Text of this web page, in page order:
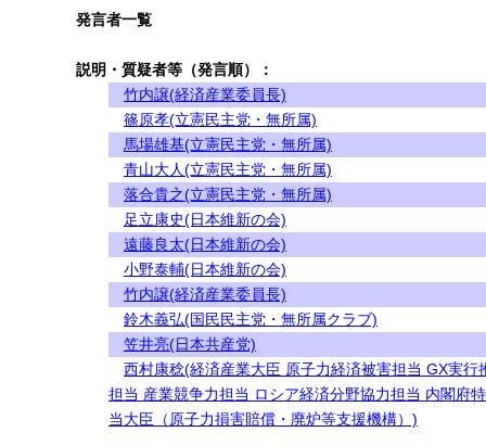
発言者一覧
説明・質疑者等（発言順）：
竹内譲(経済産業委員長)
篠原孝(立憲民主党・無所属)
馬場雄基(立憲民主党・無所属)
青山大人(立憲民主党・無所属)
落合貴之(立憲民主党・無所属)
足立康史(日本維新の会)
遠藤良太(日本維新の会)
小野泰輔(日本維新の会)
竹内譲(経済産業委員長)
鈴木義弘(国民民主党・無所属クラブ)
笠井亮(日本共産党)
西村康稔(経済産業大臣 原子力経済被害担当 GX実行
担当 産業競争力担当 ロシア経済分野協力担当 内閣府
当大臣（原子力損害賠償・廃炉等支援機構）)